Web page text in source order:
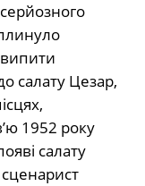
салату Цезар,
1952 року
салату